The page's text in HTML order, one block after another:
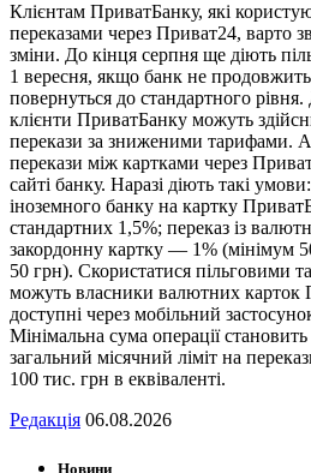
Клієнтам ПриватБанку, які
переказами через Приват24, варто
зміни. До кінця серпня ще діють
1 вересня, якщо банк не продовжить
повернуться до стандартного
клієнти ПриватБанку можуть
перекази за зниженими тарифами.
перекази між картками через
сайті банку. Наразі діють такі
іноземного банку на картку
стандартних 1,5%; переказ із
закордонну картку — 1% (мінімум
50 грн). Скористатися пільговими
можуть власники валютних карток
доступні через мобільний
Мінімальна сума операції
загальний місячний ліміт на
100 тис. грн в еквіваленті.
Редакція 06.08.2026
Новини